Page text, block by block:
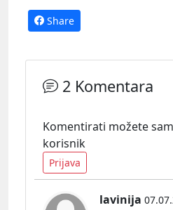
Share
2 Komentara
Komentirati možete
korisnik
Prijava
lavinija